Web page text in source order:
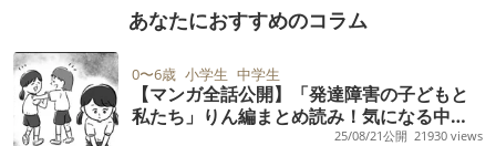
あなたにおすすめのコラム
0〜6歳 小学生 中学生
【マンガ全話公開】「発達障害の子どもと
私たち」りん編まとめ読み！気になる中学
25/08/21公開 21930 views